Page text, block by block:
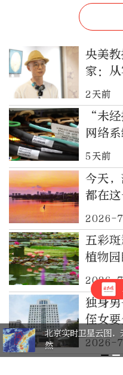
央美
家：
传统技
2天前
“未
网络
部系统
5天前
今天
都在
2026-
五彩
植物
2026-
独身男
侄女
2026-
棋缘！晒出我的
活动邀您参与